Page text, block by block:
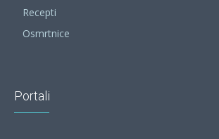
Recepti
Osmrtnice
Portali